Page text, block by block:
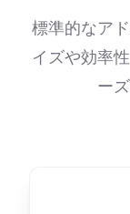
標準的なア
イズや効率
ー